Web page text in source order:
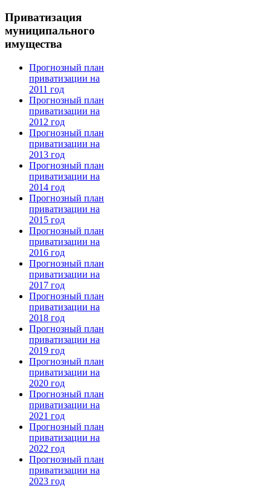
Приватизация
муниципального
имущества
Прогнозный план
приватизации на
2011 год
Прогнозный план
приватизации на
2012 год
Прогнозный план
приватизации на
2013 год
Прогнозный план
приватизации на
2014 год
Прогнозный план
приватизации на
2015 год
Прогнозный план
приватизации на
2016 год
Прогнозный план
приватизации на
2017 год
Прогнозный план
приватизации на
2018 год
Прогнозный план
приватизации на
2019 год
Прогнозный план
приватизации на
2020 год
Прогнозный план
приватизации на
2021 год
Прогнозный план
приватизации на
2022 год
Прогнозный план
приватизации на
2023 год